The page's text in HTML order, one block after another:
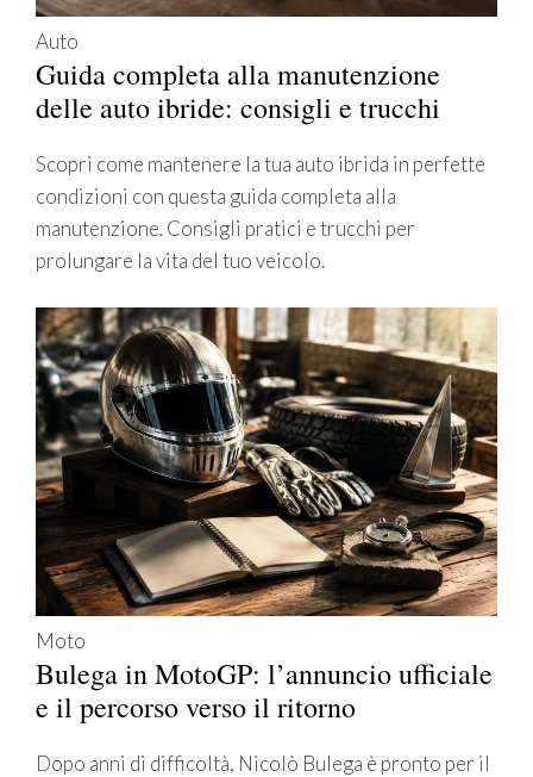
Auto
Guida completa alla manutenzione
delle auto ibride: consigli e trucchi
Scopri come mantenere la tua auto ibrida in perfette
condizioni con questa guida completa alla
manutenzione. Consigli pratici e trucchi per
prolungare la vita del tuo veicolo.
Moto
Bulega in MotoGP: l’annuncio ufficiale
e il percorso verso il ritorno
Dopo anni di difficoltà, Nicolò Bulega è pronto per il